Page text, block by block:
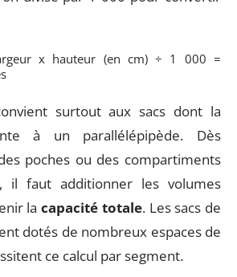
x hauteur (en cm) ÷ 1 000 =
surtout aux sacs dont la
à un parallélépipède. Dès
poches ou des compartiments
il faut additionner les volumes
la capacité totale. Les sacs de
dotés de nombreux espaces de
ce calcul par segment.